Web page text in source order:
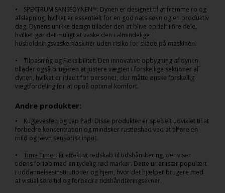
• SPEKTRUM SANSEDYNEN™: Dynen er designet til at fremme ro og
afslapning, hvilket er essentielt for en god nats søvn og en produktiv
dag. Dynens unikke design tillader den at blive opdelt i fire dele,
hvilket gør det muligt at vaske den i almindelige
husholdningsvaskemaskiner uden risiko for skade på maskinen.
• Tilpasning og Fleksibilitet: Den innovative opbygning af dynen
tillader også brugeren at justere vægten i forskellige sektioner af
dynen, hvilket er ideelt for personer, der måtte ønske forskellig
vægtfordeling for at opnå optimal komfort.
Andre produkter:
• Kuglevesten og Lap Pad: Disse produkter er specielt udviklet til at
forbedre koncentration og mindsker rastløshed ved at tilføre en
mild og jævn sensorisk input.
•Time Timer: Et effektivt redskab til tidshåndtering, der viser
tidens forløb med en tydelig rød markør. Dette ur er især populært
i uddannelsesinstitutioner og hjem, hvor det hjælper brugere med
at visualisere tid og forbedre tidshåndteringsevner.